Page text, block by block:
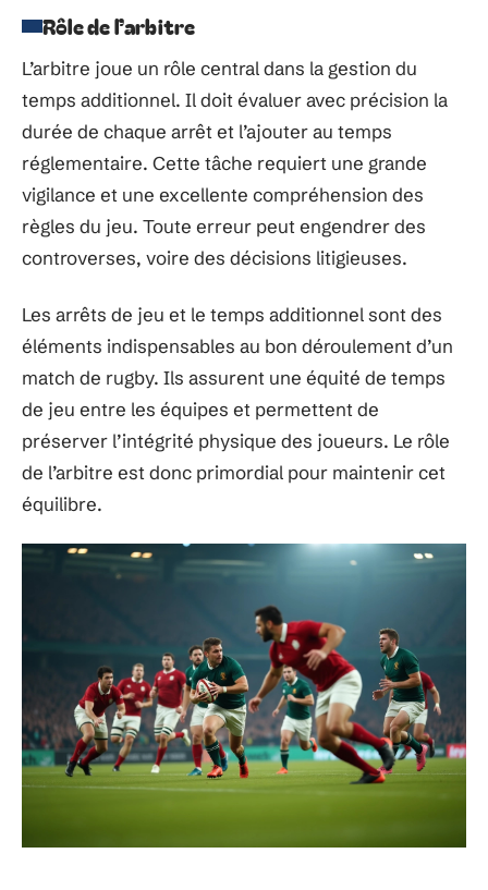
Rôle de l’arbitre
L’arbitre joue un rôle central dans la gestion du
temps additionnel. Il doit évaluer avec précision la
durée de chaque arrêt et l’ajouter au temps
réglementaire. Cette tâche requiert une grande
vigilance et une excellente compréhension des
règles du jeu. Toute erreur peut engendrer des
controverses, voire des décisions litigieuses.
Les arrêts de jeu et le temps additionnel sont des
éléments indispensables au bon déroulement d’un
match de rugby. Ils assurent une équité de temps
de jeu entre les équipes et permettent de
préserver l’intégrité physique des joueurs. Le rôle
de l’arbitre est donc primordial pour maintenir cet
équilibre.